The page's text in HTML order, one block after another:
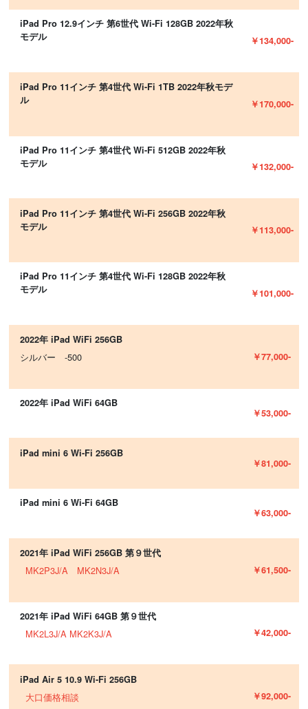
iPad Pro 12.9インチ 第6世代 Wi-Fi 128GB 2022年秋
モデル
￥134,000-
iPad Pro 11インチ 第4世代 Wi-Fi 1TB 2022年秋モデ
ル
￥170,000-
iPad Pro 11インチ 第4世代 Wi-Fi 512GB 2022年秋
モデル
￥132,000-
iPad Pro 11インチ 第4世代 Wi-Fi 256GB 2022年秋
モデル
￥113,000-
iPad Pro 11インチ 第4世代 Wi-Fi 128GB 2022年秋
モデル
￥101,000-
2022年 iPad WiFi 256GB
シルバー -500 ￥77,000-
2022年 iPad WiFi 64GB
￥53,000-
iPad mini 6 Wi-Fi 256GB
￥81,000-
iPad mini 6 Wi-Fi 64GB
￥63,000-
2021年 iPad WiFi 256GB 第９世代
MK2P3J/A MK2N3J/A ￥61,500-
2021年 iPad WiFi 64GB 第９世代
MK2L3J/A MK2K3J/A ￥42,000-
iPad Air 5 10.9 Wi-Fi 256GB
大口価格相談 ￥92,000-